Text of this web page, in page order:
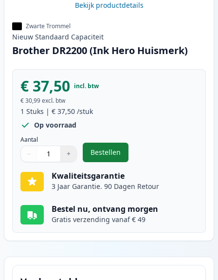
Bekijk productdetails
Zwarte Trommel
Nieuw Standaard Capaciteit
Brother DR2200 (Ink Hero Huismerk)
€ 37,50 incl. btw
€ 30,99excl. btw
1 Stuks | € 37,50 /stuk
Op voorraad
Aantal
Gebruik de knoppen om aan te passen
− +
1
Bestellen
,Brother DR2200 (Ink Hero
Kwaliteitsgarantie
3 Jaar Garantie. 90 Dagen Retour
Bestel nu, ontvang morgen
Gratis verzending vanaf € 49